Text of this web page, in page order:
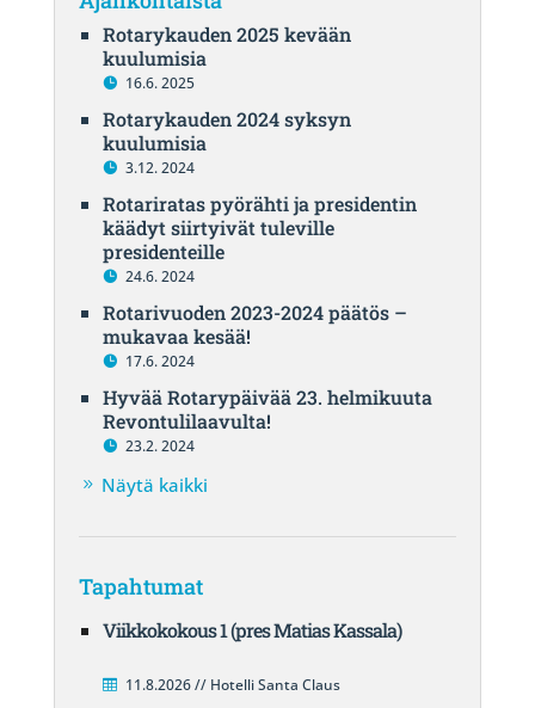
Rotarykauden 2025 kevään
kuulumisia
16.6. 2025
Rotarykauden 2024 syksyn
kuulumisia
3.12. 2024
Rotariratas pyörähti ja presidentin
käädyt siirtyivät tuleville
presidenteille
24.6. 2024
Rotarivuoden 2023-2024 päätös –
mukavaa kesää!
17.6. 2024
Hyvää Rotarypäivää 23. helmikuuta
Revontulilaavulta!
23.2. 2024
Näytä kaikki
Tapahtumat
Viikkokokous 1 (pres Matias Kassala)
11.8.2026 // Hotelli Santa Claus